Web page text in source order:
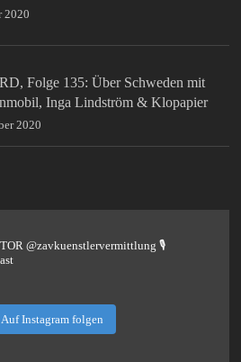
2020
Folge 135: Über Schweden mit
Inga Lindström & Klopapier
2020
@zavkuenstlervermittlung🎙️
Auf Instagram folgen